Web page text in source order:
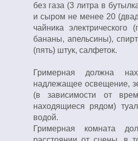
без газа (3 литра в
и сыром не менее 20
чайника
бананы, апельсины),
(пять) штук, салфеток.
Гримерная должна
надлежащее освещение,
(в зависимости от
находящиеся рядом)
водой.
Гримерная комната